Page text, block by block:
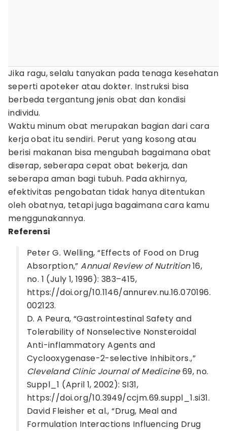
Jika ragu, selalu tanyakan pada tenaga kesehatan
seperti apoteker atau dokter. Instruksi bisa
berbeda tergantung jenis obat dan kondisi
individu.
Waktu minum obat merupakan bagian dari cara
kerja obat itu sendiri. Perut yang kosong atau
berisi makanan bisa mengubah bagaimana obat
diserap, seberapa cepat obat bekerja, dan
seberapa aman bagi tubuh. Pada akhirnya,
efektivitas pengobatan tidak hanya ditentukan
oleh obatnya, tetapi juga bagaimana cara kamu
menggunakannya.
Referensi
Peter G. Welling, “Effects of Food on Drug
Absorption,”Annual Review of Nutrition16,
no. 1 (July 1, 1996): 383–415,
https://doi.org/10.1146/annurev.nu.16.070196.
002123.
D. A Peura, “Gastrointestinal Safety and
Tolerability of Nonselective Nonsteroidal
Anti-inflammatory Agents and
Cyclooxygenase-2-selective Inhibitors.,”
Cleveland Clinic Journal of Medicine69, no.
Suppl_1 (April 1, 2002): SI31,
https://doi.org/10.3949/ccjm.69.suppl_1.si31.
David Fleisher et al., “Drug, Meal and
Formulation Interactions Influencing Drug